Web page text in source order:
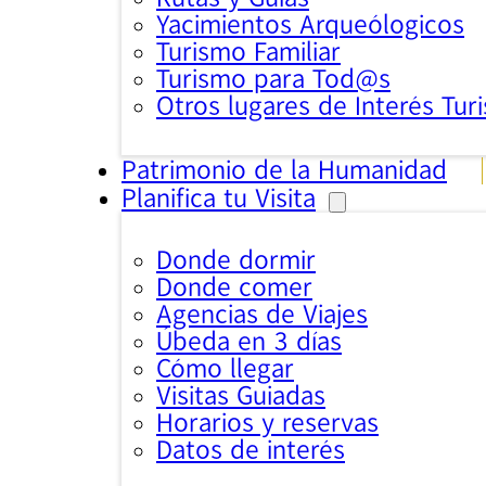
Yacimientos Arqueólogicos
Turismo Familiar
Turismo para Tod@s
Otros lugares de Interés
Patrimonio de la Humanidad
Planifica tu Visita
Donde dormir
Donde comer
Agencias de Viajes
Úbeda en 3 días
Cómo llegar
Visitas Guiadas
Horarios y reservas
Datos de interés